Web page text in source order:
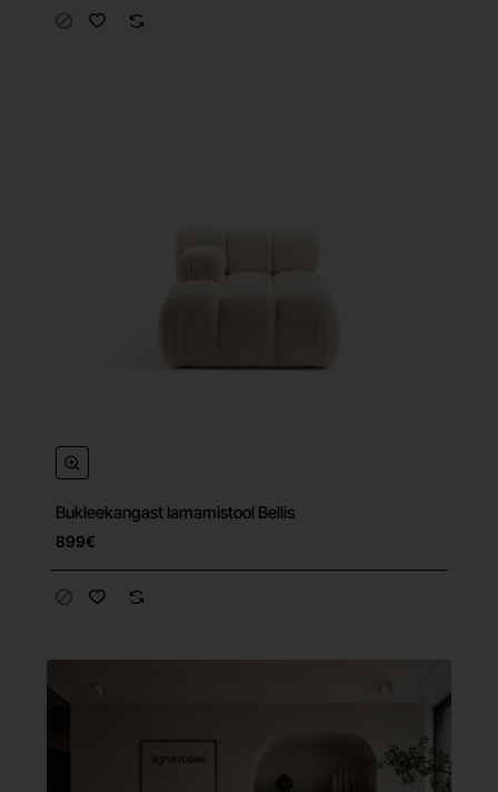
Bukleekangast lamamistool Bellis
899€